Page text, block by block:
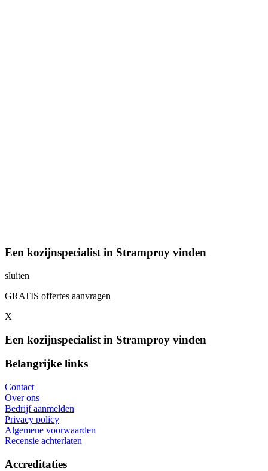
Een kozijnspecialist in Stramproy vinden
sluiten
GRATIS offertes aanvragen
X
Een kozijnspecialist in Stramproy vinden
Belangrijke links
Contact
Over ons
Bedrijf aanmelden
Privacy policy
Algemene voorwaarden
Recensie achterlaten
Accreditaties